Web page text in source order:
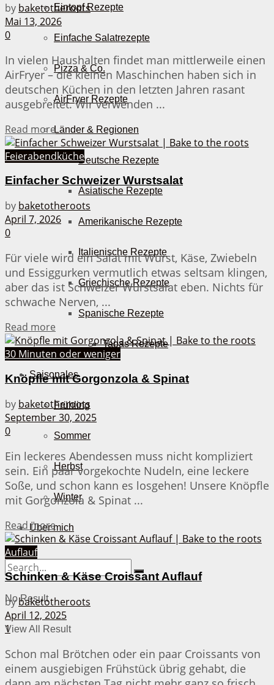
Eintopf Rezepte
Einfache Salatrezepte
Pizza & Co.
AirFryer Rezepte
Länder & Regionen
Deutsche Rezepte
Asiatische Rezepte
Amerikanische Rezepte
Italienische Rezepte
Griechische Rezepte
Spanische Rezepte
Tapas Rezepte
Saisonales
Frühling
Sommer
Herbst
Winter
Über mich
No Result
View All Result
by baketotheroots
Mai 13, 2026
0
In vielen Haushalten findet man mittlerweile einen
AirFryer – die kleinen Maschinchen haben sich in
deutschen Küchen in den letzten Jahren rasant
ausgebreitet. Wir verwenden ...
Read moreDetails
Feierabendküche
Einfacher Schweizer Wurstsalat
by baketotheroots
April 7, 2026
0
Für viele wird ein Salat mit Wurst, Käse, Zwiebeln
und Essiggurken vermutlich etwas seltsam klingen,
aber das ist Schweizer Wurstsalat eben. Nichts für
schwache Nerven, ...
Read more
30 Minuten oder weniger
Knöpfle mit Gorgonzola & Spinat
by baketotheroots
September 30, 2025
0
Ein leckeres Abendessen muss nicht kompliziert
sein. Ein paar vorgekochte Nudeln, eine leckere
Soße, und schon kann es losgehen! Unsere Knöpfle
mit Gorgonzola & Spinat ...
Read moreDetails
Auflauf
Schinken & Käse Croissant Auflauf
by baketotheroots
April 12, 2025
1
Schon mal Brötchen oder ein paar Croissants von
einem ausgiebigen Frühstück übrig gehabt, die